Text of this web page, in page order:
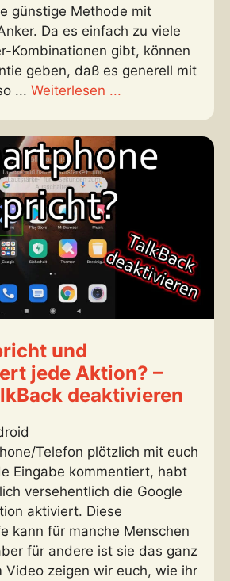
günstige Methode mit
Da es einfach zu viele
Kombinationen gibt, können
geben, daß es generell mit
... Weiterlesen ...
und
jede Aktion? –
deaktivieren
Telefon plötzlich mit euch
Eingabe kommentiert, habt
versehentlich die Google
aktiviert. Diese
kann für manche Menschen
für andere ist sie das ganz
Video zeigen wir euch, wie ihr